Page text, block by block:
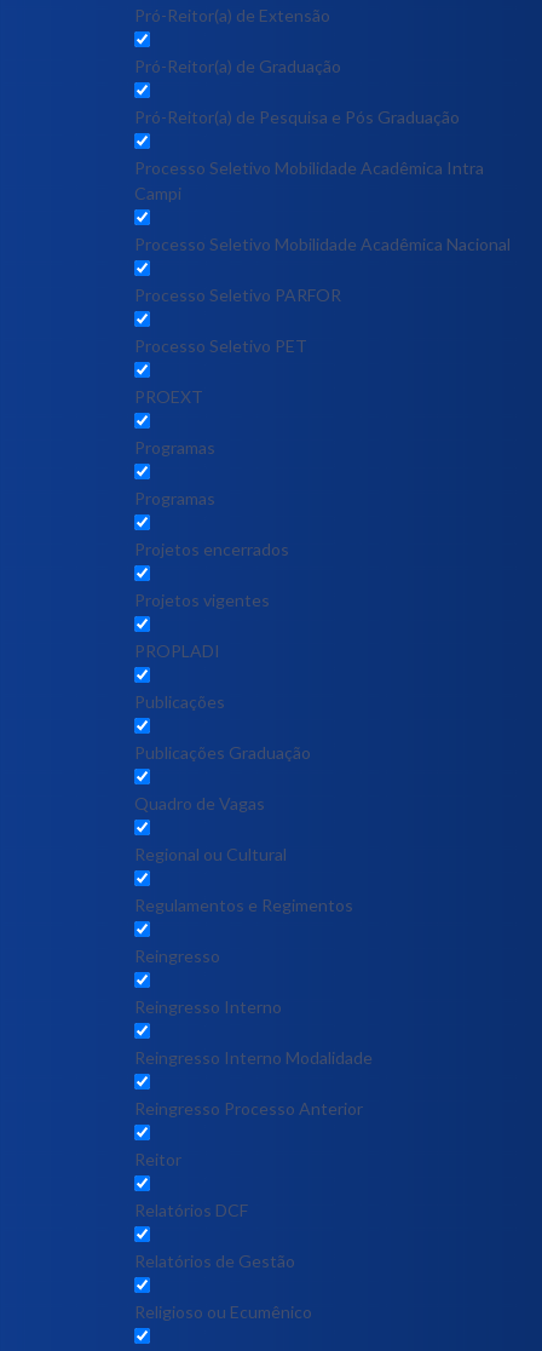
Pró-Reitor(a) de Extensão
Pró-Reitor(a) de Graduação
Pró-Reitor(a) de Pesquisa e Pós Graduação
Processo Seletivo Mobilidade Acadêmica Intra
Campi
Processo Seletivo Mobilidade Acadêmica Nacional
Processo Seletivo PARFOR
Processo Seletivo PET
PROEXT
Programas
Programas
Projetos encerrados
Projetos vigentes
PROPLADI
Publicações
Publicações Graduação
Quadro de Vagas
Regional ou Cultural
Regulamentos e Regimentos
Reingresso
Reingresso Interno
Reingresso Interno Modalidade
Reingresso Processo Anterior
Reitor
Relatórios DCF
Relatórios de Gestão
Religioso ou Ecumênico